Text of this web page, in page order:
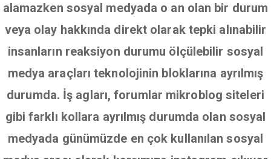
alamazken sosyal medyada o an olan bir durum
veya olay hakkında direkt olarak tepki alınabilir
insanların reaksiyon durumu ölçülebilir sosyal
medya araçları teknolojinin bloklarına ayrılmış
durumda. İş agları, forumlar mikroblog siteleri
gibi farklı kollara ayrılmış durumda olan sosyal
medyada günümüzde en çok kullanılan sosyal